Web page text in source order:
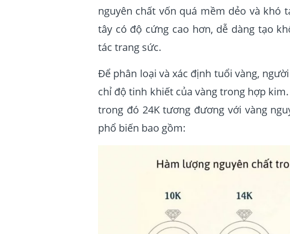
nguyên chất vốn quá mềm dẻo và khó
tây có độ cứng cao hơn, dễ dàng tạo
tác trang sức.
Để phân loại và xác định tuổi vàng,
chỉ độ tinh khiết của vàng trong hợp
trong đó 24K tương đương với vàng
phổ biến bao gồm: